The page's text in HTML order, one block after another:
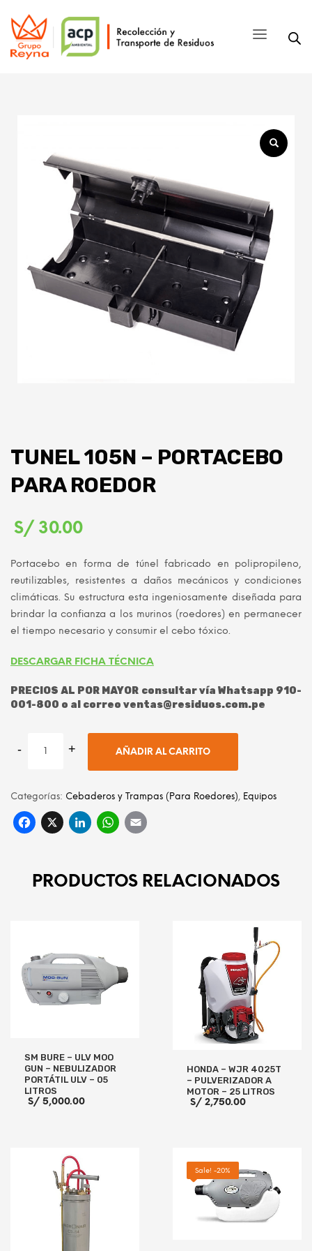
TUNEL 105N – PORTACEBO
PARA ROEDOR
S/30.00
Portacebo en forma de túnel fabricado en polipropileno,
reutilizables, resistentes a daños mecánicos y condiciones
climáticas. Su estructura esta ingeniosamente diseñada para
brindar la confianza a los murinos (roedores) en permanecer
el tiempo necesario y consumir el cebo tóxico.
DESCARGAR FICHA TÉCNICA
PRECIOS AL POR MAYOR consultar vía Whatsapp 910-
001-800 o al correo ventas@residuos.com.pe
AÑADIR AL CARRITO
Categorías: Cebaderos y Trampas (Para Roedores) Equipos
Facebook
X LinkedIn
WhatsApp
PRODUCTOS RELACIONADOS
SM BURE – ULV MOO
GUN – NEBULIZADOR
PORTÁTIL ULV – 05
LITROS
S/ 5,000.00
AÑADIR AL CARRITO
HONDA – WJR 4025T
– PULVERIZADOR A
MOTOR – 25 LITROS
S/2,750.00
AÑADIR AL CARRITO
Sale! -20%